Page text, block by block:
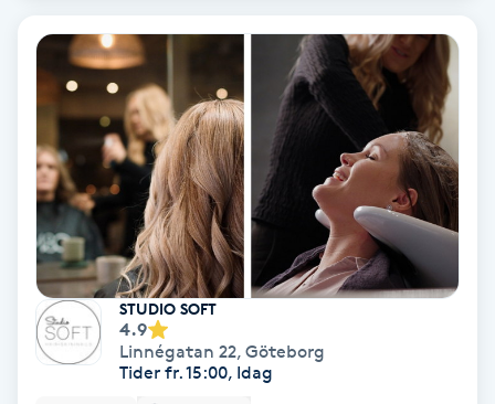
Funktionsanalys
Färgning
Föning
Gel naglar
Gelenaglar
STUDIO SOFT
4.9
Linnégatan 22, Göteborg
Tider fr. 15:00, Idag